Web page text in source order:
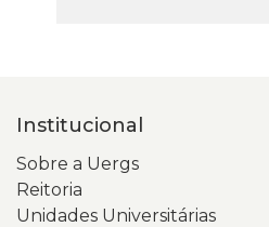
Institucional
Sobre a Uergs
Reitoria
Unidades Universitárias